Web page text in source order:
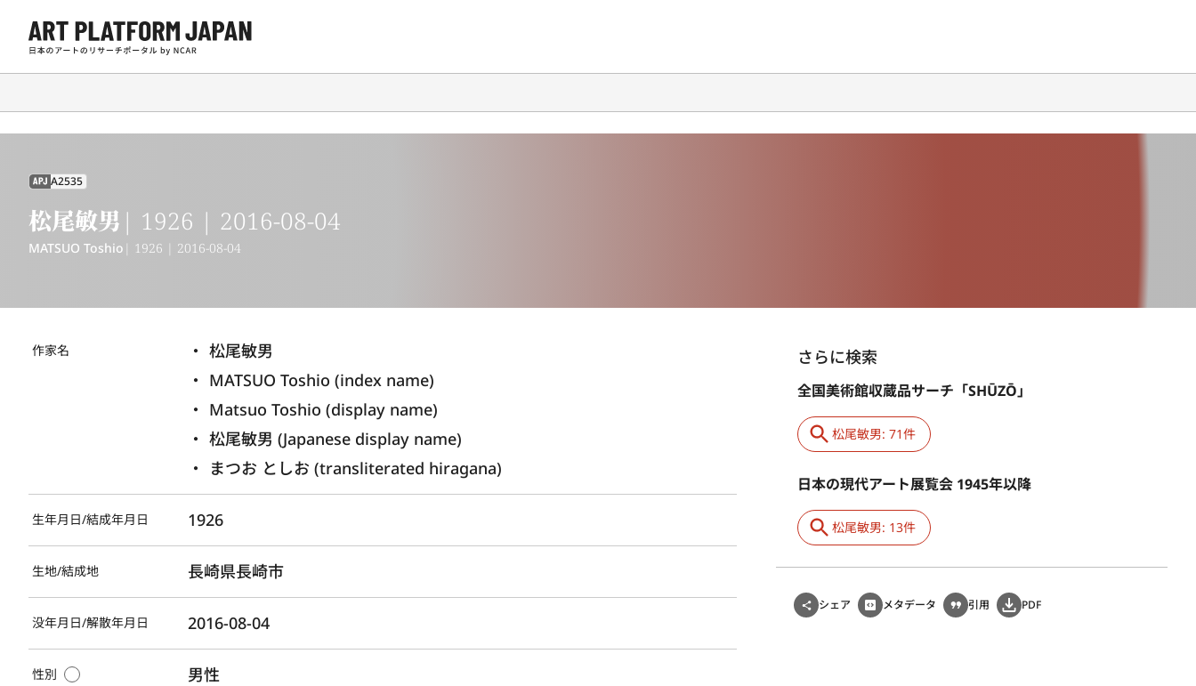
APJ A2535
松尾敏男 | 1926 | 2016-08-04
MATSUO Toshio | 1926 | 2016-08-04
作家名
松尾敏男
MATSUO Toshio (index name)
Matsuo Toshio (display name)
松尾敏男 (Japanese display name)
まつお としお (transliterated hiragana)
生年月日/結成年月日 1926
生地/結成地 長崎県長崎市
没年月日/解散年月日 2016-08-04
性別 男性
さらに検索
全国美術館収蔵品サーチ「SHŪZŌ」
松尾敏男: 71件
日本の現代アート展覧会 1945年以降
松尾敏男: 13件
シェア メタデータ 引用 PDF